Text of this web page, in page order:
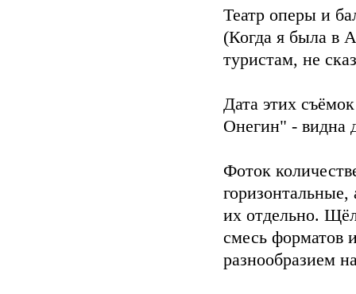
Театр оперы и
(Когда я была в
туристам, не
Дата этих
Онегин" - видна
Фоток
их отдельно.
смесь форматов
разнообразием